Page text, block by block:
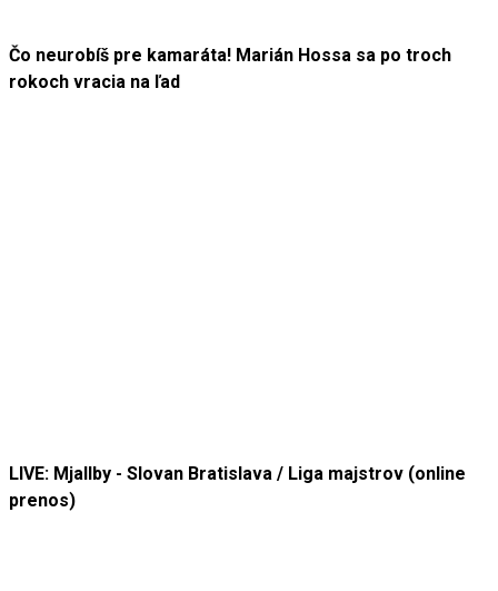
Čo neurobíš pre kamaráta! Marián Hossa sa po troch
rokoch vracia na ľad
LIVE: Mjallby - Slovan Bratislava / Liga majstrov (online
prenos)